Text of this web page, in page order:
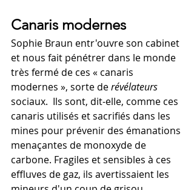
Canaris modernes
Sophie Braun entr'ouvre son cabinet
et nous fait pénétrer dans le monde
très fermé de ces « canaris
modernes », sorte de révélateurs
sociaux.  Ils sont, dit-elle, comme ces
canaris utilisés et sacrifiés dans les
mines pour prévenir des émanations
menaçantes de monoxyde de
carbone. Fragiles et sensibles à ces
effluves de gaz, ils avertissaient les